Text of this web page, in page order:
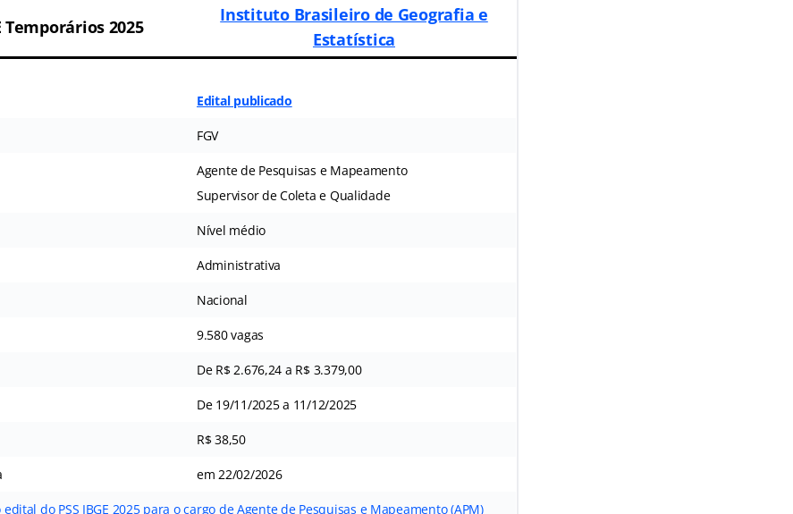
Temporários 2025
Instituto Brasileiro de Geografia e
Estatística
Edital publicado
FGV
Agente de Pesquisas e Mapeamento
Supervisor de Coleta e Qualidade
Nível médio
Administrativa
Nacional
9.580 vagas
De R$ 2.676,24 a R$ 3.379,00
De 19/11/2025 a 11/12/2025
R$ 38,50
em 22/02/2026
do PSS IBGE 2025 para o cargo de Agente de Pesquisas e Mapeamento (APM)